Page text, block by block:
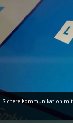
Sichere Kommunikation mit